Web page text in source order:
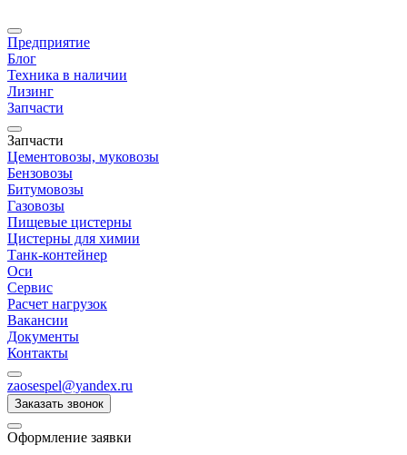
Предприятие
Блог
Техника в наличии
Лизинг
Запчасти
Запчасти
Цементовозы, муковозы
Бензовозы
Битумовозы
Газовозы
Пищевые цистерны
Цистерны для химии
Танк-контейнер
Оси
Сервис
Расчет нагрузок
Вакансии
Документы
Контакты
zaosespel@yandex.ru
Заказать звонок
Оформление заявки